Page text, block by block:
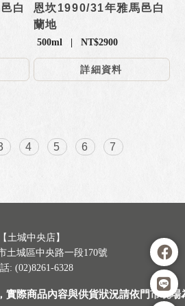
白
恩坎1990/31年雅馬邑白
蘭地
500ml | NT$2900
詳細資料
4 5 6 7
【土城中央店】
土城區中央路一段170號
: (02)8261-6328
實際商品內容與供貨狀況請依門市現場